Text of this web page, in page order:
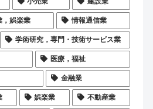
，娯楽業 情報通信業
学術研究，専門・技術サービス業
医療，福祉
金融業
娯楽業 不動産業